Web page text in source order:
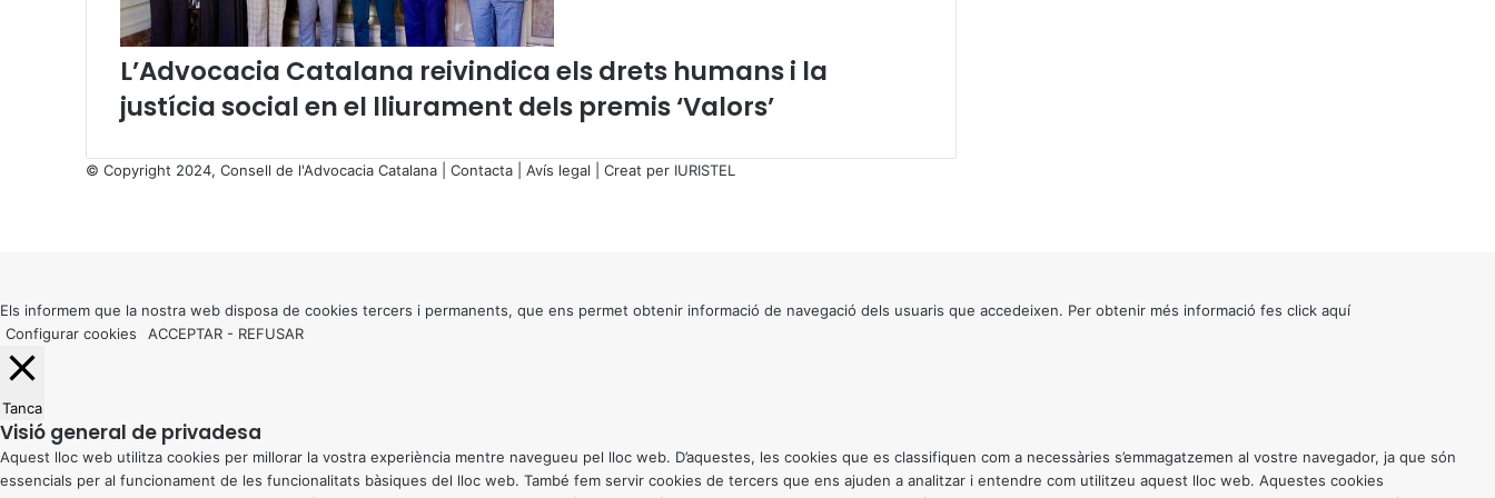
n
u
·
l
i
p
e
l
T
a
2
1
6
L’Advocacia Catalana reivindica els drets humans i la
justícia social en el lliurament dels premis ‘Valors’
© Copyright 2024, Consell de l'Advocacia Catalana | Contacta Avís legal | Creat per IURISTEL
button
Els informem que la nostra web disposa de cookies tercers i permanents, que ens permet obtenir informació de navegació dels usuaris que accedeixen. Per obtenir més informació fes click aquí
Configurar cookies
ACCEPTAR - REFUSAR
Tanca
Visió general de privadesa
Aquest lloc web utilitza cookies per millorar la vostra experiència mentre navegueu pel lloc web. D’aquestes, les cookies que es classifiquen com a necessàries s’emmagatzemen al vostre navegador, ja que són
essencials per al funcionament de les funcionalitats bàsiques del lloc web. També fem servir cookies de tercers que ens ajuden a analitzar i entendre com utilitzeu aquest lloc web. Aquestes cookies